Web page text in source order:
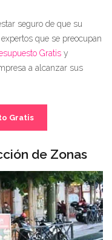
seguro de que su
que se preocupan
Gratis y
a alcanzar sus
Gratis
de Zonas